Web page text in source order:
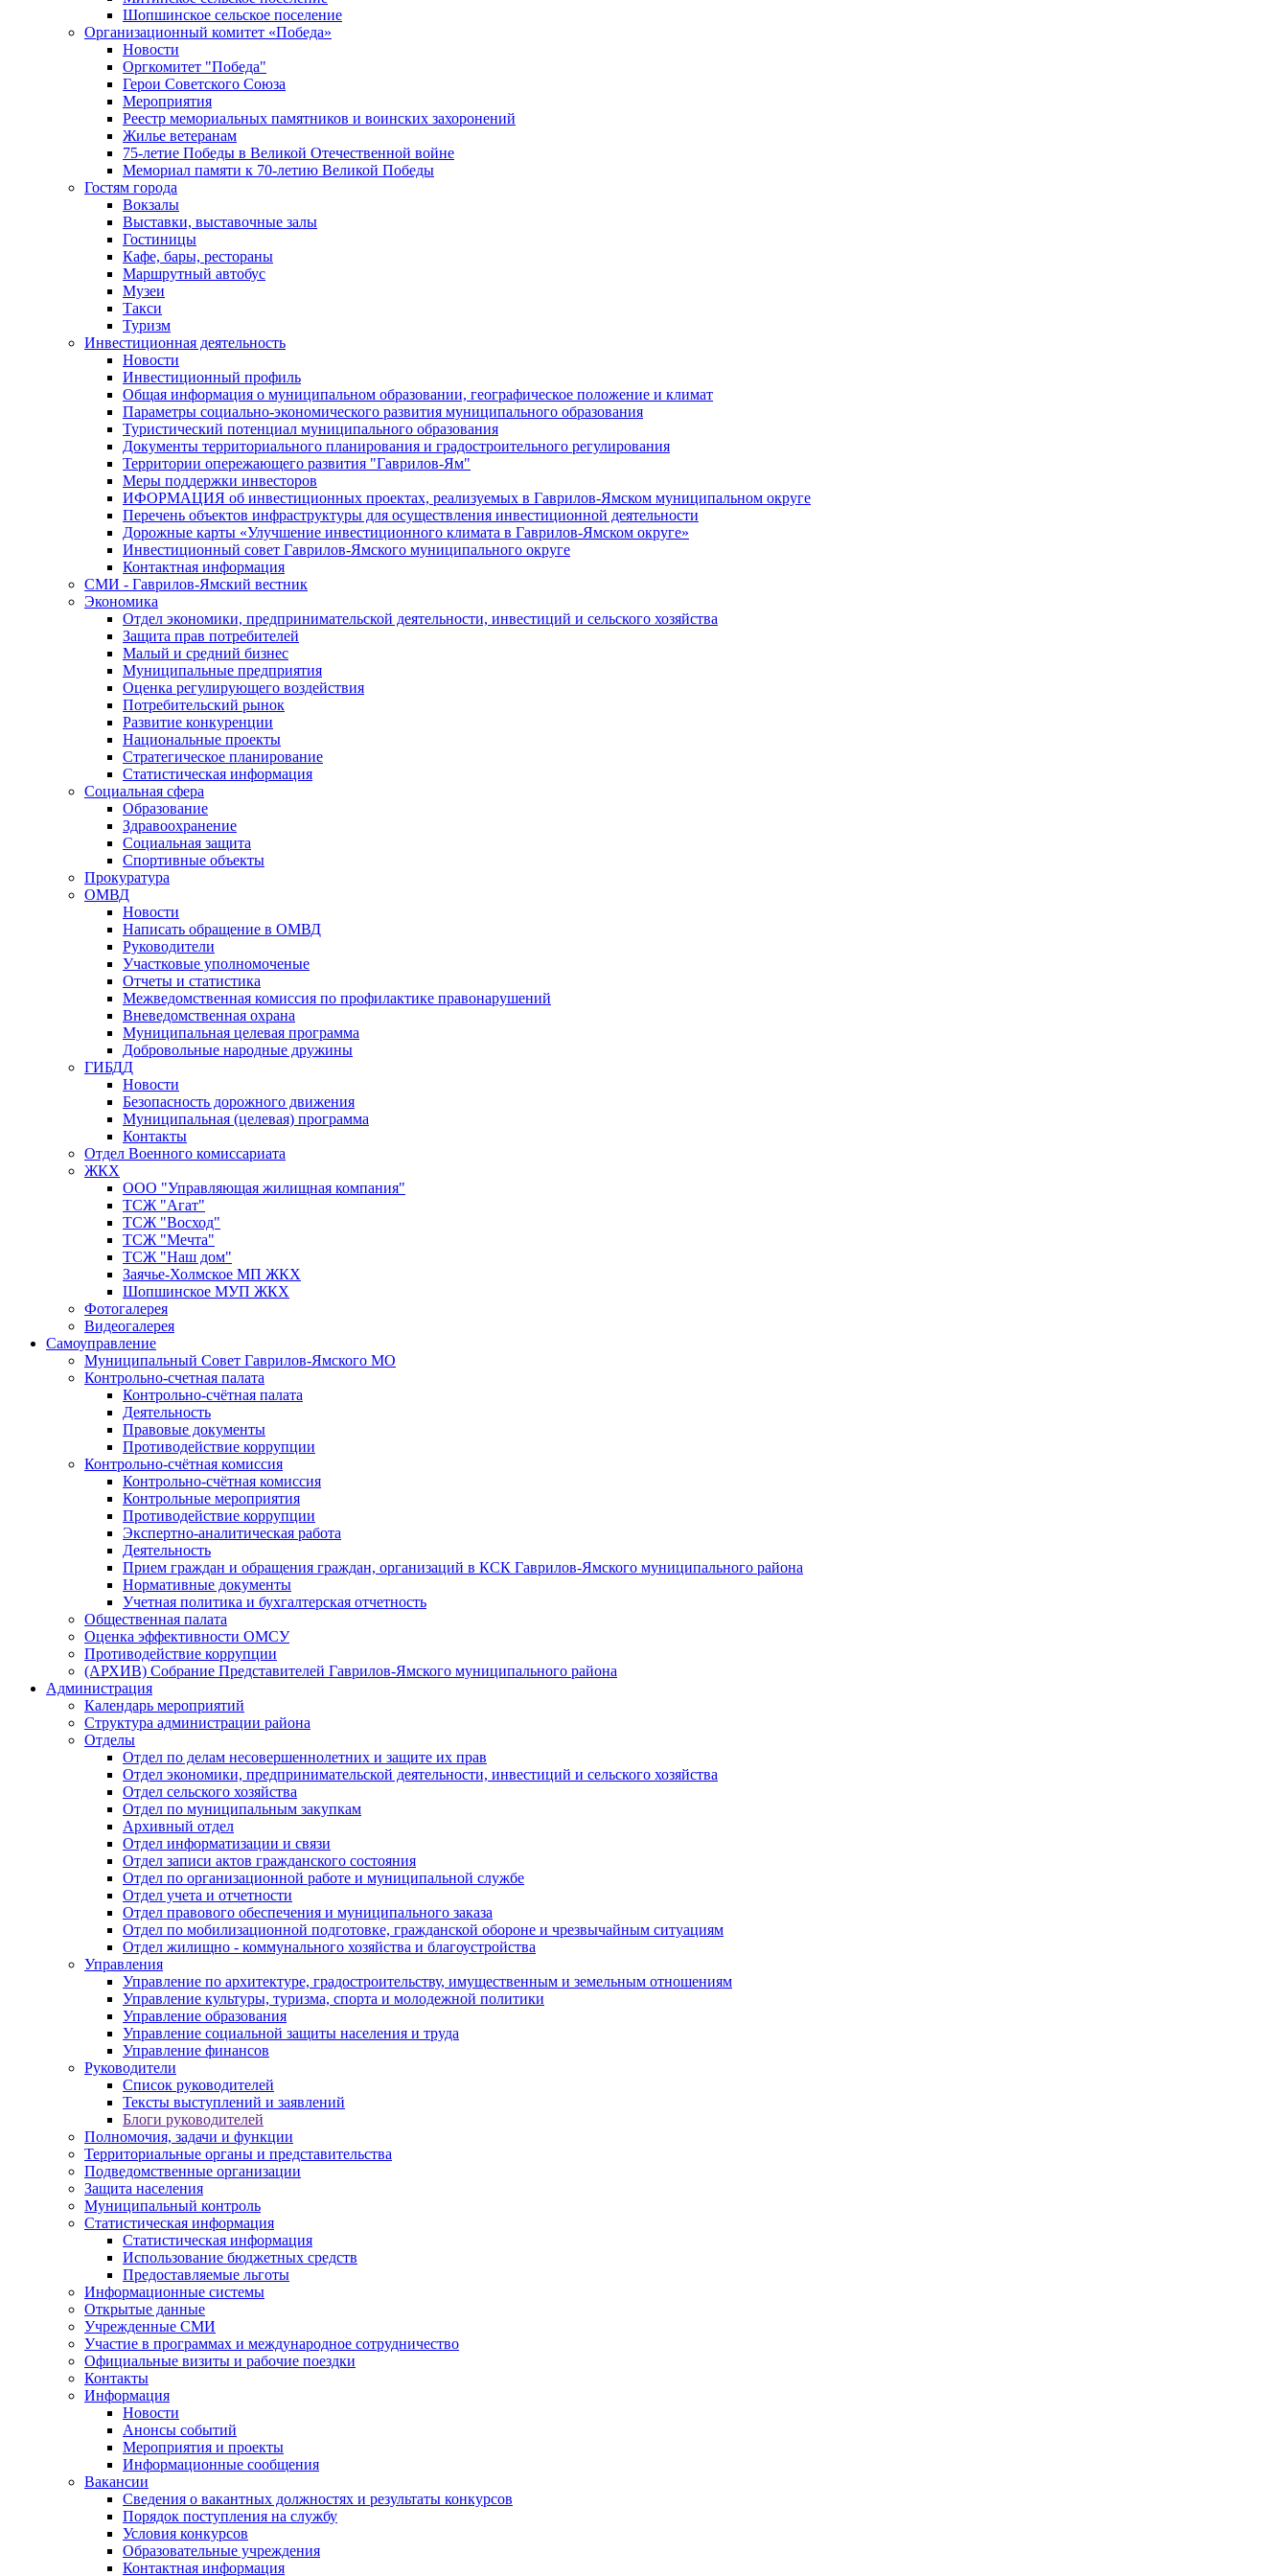
Шопшинское сельское поселение
Организационный комитет «Победа»
Новости
Оргкомитет "Победа"
Герои Советского Союза
Мероприятия
Реестр мемориальных памятников и воинских захоронений
Жилье ветеранам
75-летие Победы в Великой Отечественной войне
Мемориал памяти к 70-летию Великой Победы
Гостям города
Вокзалы
Выставки, выставочные залы
Гостиницы
Кафе, бары, рестораны
Маршрутный автобус
Музеи
Такси
Туризм
Инвестиционная деятельность
Новости
Инвестиционный профиль
Общая информация о муниципальном образовании, географическое положение и климат
Параметры социально-экономического развития муниципального образования
Туристический потенциал муниципального образования
Документы территориального планирования и градостроительного регулирования
Территории опережающего развития "Гаврилов-Ям"
Меры поддержки инвесторов
ИФОРМАЦИЯ об инвестиционных проектах, реализуемых в Гаврилов-Ямском муниципальном округе
Перечень объектов инфраструктуры для осуществления инвестиционной деятельности
Дорожные карты «Улучшение инвестиционного климата в Гаврилов-Ямском округе»
Инвестиционный совет Гаврилов-Ямского муниципального округе
Контактная информация
СМИ - Гаврилов-Ямский вестник
Экономика
Отдел экономики, предпринимательской деятельности, инвестиций и сельского хозяйства
Защита прав потребителей
Малый и средний бизнес
Муниципальные предприятия
Оценка регулирующего воздействия
Потребительский рынок
Развитие конкуренции
Национальные проекты
Стратегическое планирование
Статистическая информация
Социальная сфера
Образование
Здравоохранение
Социальная защита
Спортивные объекты
Прокуратура
ОМВД
Новости
Написать обращение в ОМВД
Руководители
Участковые уполномоченые
Отчеты и статистика
Межведомственная комиссия по профилактике правонарушений
Вневедомственная охрана
Муниципальная целевая программа
Добровольные народные дружины
ГИБДД
Новости
Безопасность дорожного движения
Муниципальная (целевая) программа
Контакты
Отдел Военного комиссариата
ЖКХ
ООО "Управляющая жилищная компания"
ТСЖ "Агат"
ТСЖ "Восход"
ТСЖ "Мечта"
ТСЖ "Наш дом"
Заячье-Холмское МП ЖКХ
Шопшинское МУП ЖКХ
Фотогалерея
Видеогалерея
Самоуправление
Муниципальный Совет Гаврилов-Ямского МО
Контрольно-счетная палата
Контрольно-счётная палата
Деятельность
Правовые документы
Противодействие коррупции
Контрольно-счётная комиссия
Контрольно-счётная комиссия
Контрольные мероприятия
Противодействие коррупции
Экспертно-аналитическая работа
Деятельность
Прием граждан и обращения граждан, организаций в КСК Гаврилов-Ямского муниципального района
Нормативные документы
Учетная политика и бухгалтерская отчетность
Общественная палата
Оценка эффективности ОМСУ
Противодействие коррупции
(АРХИВ) Собрание Представителей Гаврилов-Ямского муниципального района
Администрация
Календарь мероприятий
Структура администрации района
Отделы
Отдел по делам несовершеннолетних и защите их прав
Отдел экономики, предпринимательской деятельности, инвестиций и сельского хозяйства
Отдел сельского хозяйства
Отдел по муниципальным закупкам
Архивный отдел
Отдел информатизации и связи
Отдел записи актов гражданского состояния
Отдел по организационной работе и муниципальной службе
Отдел учета и отчетности
Отдел правового обеспечения и муниципального заказа
Отдел по мобилизационной подготовке, гражданской обороне и чрезвычайным ситуациям
Отдел жилищно - коммунального хозяйства и благоустройства
Управления
Управление по архитектуре, градостроительству, имущественным и земельным отношениям
Управление культуры, туризма, спорта и молодежной политики
Управление образования
Управление социальной защиты населения и труда
Управление финансов
Руководители
Список руководителей
Тексты выступлений и заявлений
Блоги руководителей
Полномочия, задачи и функции
Территориальные органы и представительства
Подведомственные организации
Защита населения
Муниципальный контроль
Статистическая информация
Статистическая информация
Использование бюджетных средств
Предоставляемые льготы
Информационные системы
Открытые данные
Учрежденные СМИ
Участие в программах и международное сотрудничество
Официальные визиты и рабочие поездки
Контакты
Информация
Новости
Анонсы событий
Мероприятия и проекты
Информационные сообщения
Вакансии
Сведения о вакантных должностях и результаты конкурсов
Порядок поступления на службу
Условия конкурсов
Образовательные учреждения
Контактная информация